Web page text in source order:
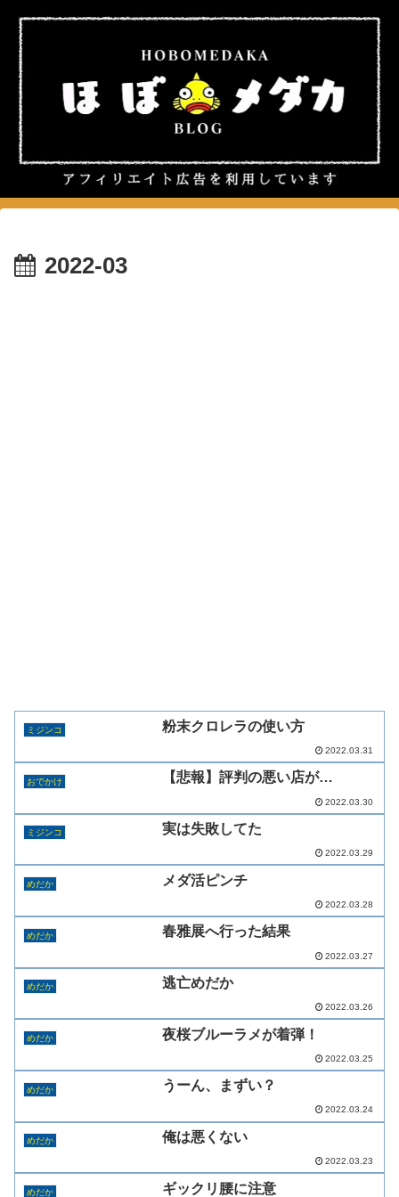
2022-03
ミジンコ 粉末クロレラの使い方
2022.03.31
おでかけ 【悲報】評判の悪い店が…
2022.03.30
ミジンコ 実は失敗してた
2022.03.29
めだか メダ活ピンチ
2022.03.28
めだか 春雅展へ行った結果
2022.03.27
めだか 逃亡めだか
2022.03.26
めだか 夜桜ブルーラメが着弾！
2022.03.25
めだか うーん、まずい？
2022.03.24
めだか 俺は悪くない
2022.03.23
めだか ギックリ腰に注意